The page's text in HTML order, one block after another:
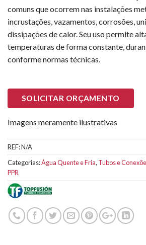
comuns que ocorrem nas instalações
incrustações, vazamentos, corrosões,
dissipações de calor. Seu uso permite
temperaturas de forma constante,
conforme normas técnicas.
SOLICITAR ORÇAMENTO
Imagens meramente ilustrativas
REF:N/A
Categorias:Água Quente e Fria, Tubos e
PPR